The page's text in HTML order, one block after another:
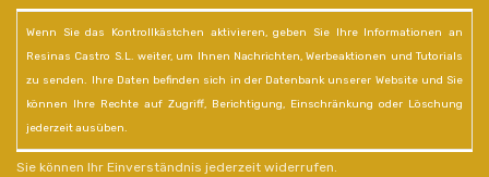
Wenn Sie das Kontrollkästchen aktivieren, geben Sie Ihre Informationen an
Resinas Castro S.L. weiter, um Ihnen Nachrichten, Werbeaktionen und Tutorials
zu senden. Ihre Daten befinden sich in der Datenbank unserer Website und Sie
können Ihre Rechte auf Zugriff, Berichtigung, Einschränkung oder Löschung
jederzeit ausüben.
Sie können Ihr Einverständnis jederzeit widerrufen.